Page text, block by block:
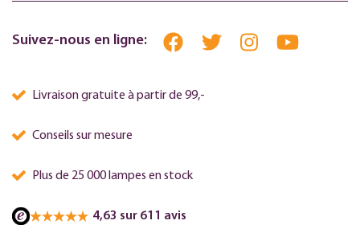
Suivez-nous en ligne:
Livraison gratuite à partir de 99,-
Conseils sur mesure
Plus de 25 000 lampes en stock
4,63 sur 611 avis